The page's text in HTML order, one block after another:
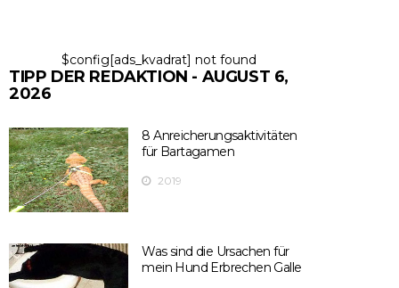
$config[ads_kvadrat] not found
TIPP DER REDAKTION - AUGUST 6,
2026
8 Anreicherungsaktivitäten
für Bartagamen
2019
Was sind die Ursachen für
mein Hund Erbrechen Galle